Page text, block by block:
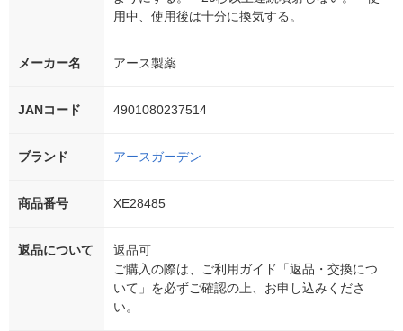
用中、使用後は十分に換気する。
メーカー名 アース製薬
JANコード 4901080237514
ブランド アースガーデン
商品番号 XE28485
返品について
返品可
ご購入の際は、ご利用ガイド「返品・交換につ
いて」を必ずご確認の上、お申し込みくださ
い。